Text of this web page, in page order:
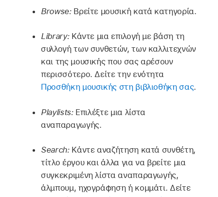
Browse:Βρείτε μουσική κατά κατηγορία.
Library:Κάντε μια επιλογή με βάση τη
συλλογή των συνθετών, των καλλιτεχνών
και της μουσικής που σας αρέσουν
περισσότερο. Δείτε την ενότητα
Προσθήκη μουσικής στη βιβλιοθήκη σας.
Playlists:Επιλέξτε μια λίστα
αναπαραγωγής.
Search:Κάντε αναζήτηση κατά συνθέτη,
τίτλο έργου και άλλα για να βρείτε μια
συγκεκριμένη λίστα αναπαραγωγής,
άλμπουμ, ηχογράφηση ή κομμάτι. Δείτε